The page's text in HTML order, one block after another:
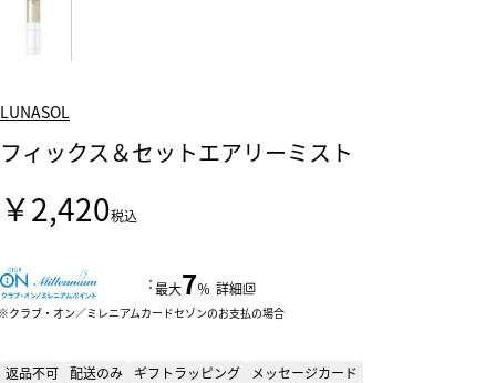
LUNASOL
フィックス＆セットエアリーミスト
￥2,420税込
：最大7％ 詳細
クラブ・オン／ミレニアムカードセゾンのお支払の場合
返品不可 配送のみ ギフトラッピング メッセージカード